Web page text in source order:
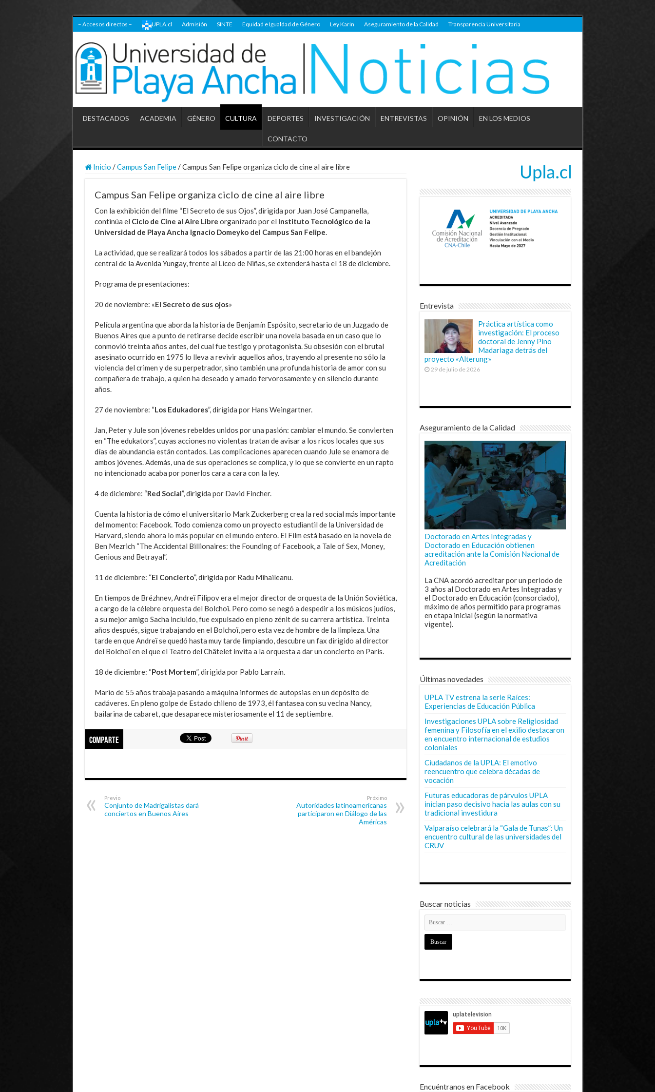
– Accesos directos – UPLA.cl Admisión SINTE Equidad e Igualdad de Género Ley Karin Aseguramiento de la Calidad Transparencia Universitaria
DESTACADOS ACADEMIA GÉNERO CULTURA DEPORTES INVESTIGACIÓN ENTREVISTAS OPINIÓN EN LOS MEDIOS
CONTACTO
Inicio /Campus San Felipe /Campus San Felipe organiza ciclo de cine al aire libre
Campus San Felipe organiza ciclo de cine al aire libre
Con la exhibición del filme “El Secreto de sus Ojos”, dirigida por Juan José Campanella,
continúa el Ciclo de Cine al Aire Libre organizado por el Instituto Tecnológico de la
Universidad de Playa Ancha Ignacio Domeyko del Campus San Felipe
La actividad, que se realizará todos los sábados a partir de las 21:00 horas en el bandejón
central de la Avenida Yungay, frente al Liceo de Niñas, se extenderá hasta el 18 de diciembre.
Programa de presentaciones:
20 de noviembre: «El Secreto de sus ojos»
Película argentina que aborda la historia de Benjamín Espósito, secretario de un Juzgado de
Buenos Aires que a punto de retirarse decide escribir una novela basada en un caso que lo
conmovió treinta años antes, del cual fue testigo y protagonista. Su obsesión con el brutal
asesinato ocurrido en 1975 lo lleva a revivir aquellos años, trayendo al presente no sólo la
violencia del crimen y de su perpetrador, sino también una profunda historia de amor con su
compañera de trabajo, a quien ha deseado y amado fervorosamente y en silencio durante
años.
27 de noviembre: “Los Edukadores”, dirigida por Hans Weingartner.
Jan, Peter y Jule son jóvenes rebeldes unidos por una pasión: cambiar el mundo. Se convierten
en “The edukators”, cuyas acciones no violentas tratan de avisar a los ricos locales que sus
días de abundancia están contados. Las complicaciones aparecen cuando Jule se enamora de
ambos jóvenes. Además, una de sus operaciones se complica, y lo que se convierte en un rapto
no intencionado acaba por ponerlos cara a cara con la ley.
4 de diciembre: “Red Social”, dirigida por David Fincher.
Cuenta la historia de cómo el universitario Mark Zuckerberg crea la red social más importante
del momento: Facebook. Todo comienza como un proyecto estudiantil de la Universidad de
Harvard, siendo ahora lo más popular en el mundo entero. El Film está basado en la novela de
Ben Mezrich “The Accidental Billionaires: the Founding of Facebook, a Tale of Sex, Money,
Genious and Betrayal”.
11 de diciembre: “El Concierto”, dirigida por Radu Mihaileanu.
En tiempos de Brézhnev, Andreï Filipov era el mejor director de orquesta de la Unión Soviética,
a cargo de la célebre orquesta del Bolchoï. Pero como se negó a despedir a los músicos judíos,
a su mejor amigo Sacha incluido, fue expulsado en pleno zénit de su carrera artística. Treinta
años después, sigue trabajando en el Bolchoï, pero esta vez de hombre de la limpieza. Una
tarde en que Andreï se quedó hasta muy tarde limpiando, descubre un fax dirigido al director
del Bolchoï en el que el Teatro del Châtelet invita a la orquesta a dar un concierto en París.
18 de diciembre: “Post Mortem”, dirigida por Pablo Larraín.
Mario de 55 años trabaja pasando a máquina informes de autopsias en un depósito de
cadáveres. En pleno golpe de Estado chileno de 1973, él fantasea con su vecina Nancy,
bailarina de cabaret, que desaparece misteriosamente el 11 de septiembre.
Comparte
Previo
Conjunto de Madrigalistas dará
conciertos en Buenos Aires
Próximo
Autoridades latinoamericanas
participaron en Diálogo de las
Américas
Entrevista
Práctica artística como
investigación: El proceso
doctoral de Jenny Pino
Madariaga detrás del
proyecto «Alterung»
29 de julio de 2026
Aseguramiento de la Calidad
Doctorado en Artes Integradas y
Doctorado en Educación obtienen
acreditación ante la Comisión Nacional de
Acreditación
La CNA acordó acreditar por un periodo de
3 años al Doctorado en Artes Integradas y
el Doctorado en Educación (consorciado),
máximo de años permitido para programas
en etapa inicial (según la normativa
vigente).
Últimas novedades
UPLA TV estrena la serie Raíces:
Experiencias de Educación Pública
Investigaciones UPLA sobre Religiosidad
femenina y Filosofía en el exilio destacaron
en encuentro internacional de estudios
coloniales
Ciudadanos de la UPLA: El emotivo
reencuentro que celebra décadas de
vocación
Futuras educadoras de párvulos UPLA
inician paso decisivo hacia las aulas con su
tradicional investidura
Valparaíso celebrará la “Gala de Tunas”: Un
encuentro cultural de las universidades del
CRUV
Buscar noticias
Encuéntranos en Facebook